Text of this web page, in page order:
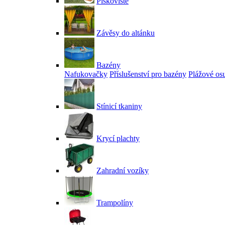
Závěsy do altánku
Bazény
Nafukovačky Příslušenství pro bazény Plážové
Stínicí tkaniny
Krycí plachty
Zahradní vozíky
Trampolíny